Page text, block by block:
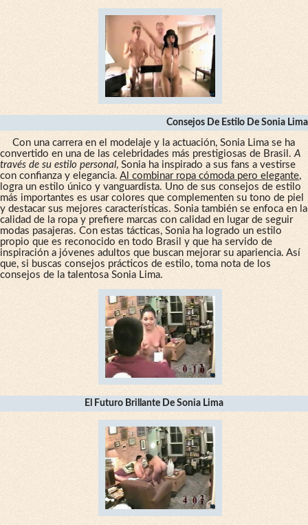
Consejos De Estilo De Sonia Lima
Con una carrera en el modelaje y la actuación, Sonia Lima se ha
convertido en una de las celebridades más prestigiosas de Brasil. A
través de su estilo personal, Sonia ha inspirado a sus fans a vestirse
con confianza y elegancia. Al combinar ropa cómoda pero elegante,
logra un estilo único y vanguardista. Uno de sus consejos de estilo
más importantes es usar colores que complementen su tono de piel
y destacar sus mejores características. Sonia también se enfoca en la
calidad de la ropa y prefiere marcas con calidad en lugar de seguir
modas pasajeras. Con estas tácticas, Sonia ha logrado un estilo
propio que es reconocido en todo Brasil y que ha servido de
inspiración a jóvenes adultos que buscan mejorar su apariencia. Así
que, si buscas consejos prácticos de estilo, toma nota de los
consejos de la talentosa Sonia Lima.
El Futuro Brillante De Sonia Lima